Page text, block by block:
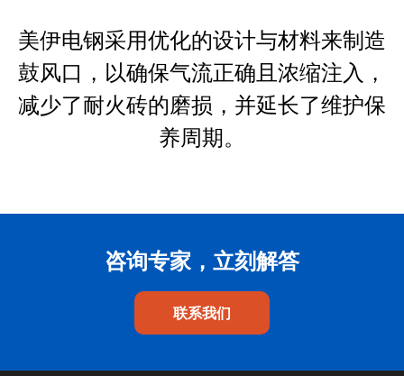
美伊电钢采用优化的设计与材料来制造
鼓风口，以确保气流正确且浓缩注入，
减少了耐火砖的磨损，并延长了维护保
养周期。
咨询专家，立刻解答
联系我们